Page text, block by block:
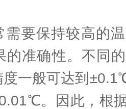
保持较高的温
的准确性。不同
度一般可达到
。因此，根